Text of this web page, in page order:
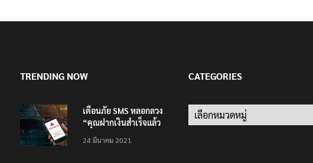
TRENDING NOW
เตือนภัย SMS หลอกลวง
“คุณฝากเงินสำเร็จแล้ว
200,000 บาท”
24 มีนาคม 2021
CATEGORIES
Categories